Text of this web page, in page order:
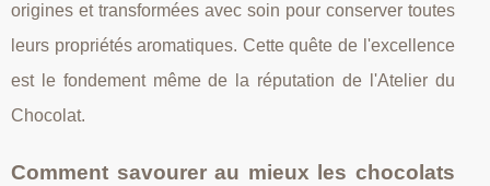
origines et transformées avec soin pour conserver toutes
leurs propriétés aromatiques. Cette quête de l'excellence
est le fondement même de la réputation de l'Atelier du
Chocolat.
Comment savourer au mieux les chocolats